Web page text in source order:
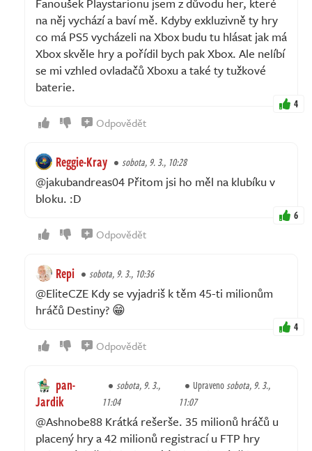
na něj vychází a baví mě. Kdyby exkluzivně ty hry
co má PS5 vycházeli na Xbox budu tu hlásat jak má
Xbox skvěle hry a pořídil bych pak Xbox. Ale nelíbí
se mi vzhled ovladačů Xboxu a také ty tužkové
baterie.
4
Odpovědět
Reggie-Kray sobota, 9. 3., 10:28
@jakubandreas04 Přitom jsi ho měl na klubíku v
bloku. :D
6
Odpovědět
Repi sobota, 9. 3., 10:36
@EliteCZE Kdy se vyjadriš k těm 45-ti milionům
hráčů Destiny? 😁
4
Odpovědět
pan-
Jardik
sobota, 9. 3.,
11:04
Upravenosobota, 9. 3.,
11:07
@Ashnobe88 Krátká rešerše. 35 milionů hráčů u
placený hry a 42 milionů registrací u FTP hry